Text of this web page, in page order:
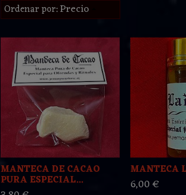
Ordenar por:Precio
MANTECA DE CACAO
PURA ESPECIAL...
MANTECA
6,00 €